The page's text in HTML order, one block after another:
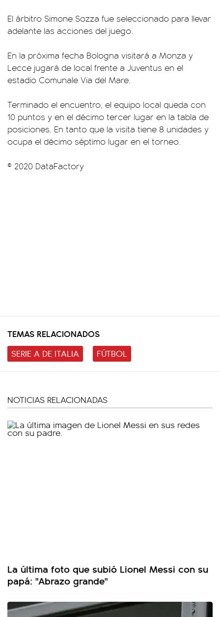
El árbitro Simone Sozza fue seleccionado para llevar
adelante las acciones del juego.
En la próxima fecha Bologna visitará a Monza y
Lecce jugará de local frente a Juventus en el
estadio Comunale Via del Mare.
Terminado el encuentro, el equipo local queda con
10 puntos y en el décimo tercer lugar en la tabla de
posiciones. En tanto que la visita tiene 8 unidades y
ocupa el décimo séptimo lugar en el torneo.
© 2020 DataFactory
TEMAS RELACIONADOS
SERIE A DE ITALIA
FÚTBOL
NOTICIAS RELACIONADAS
La última foto que subió Lionel Messi con su
papá: "Abrazo grande"